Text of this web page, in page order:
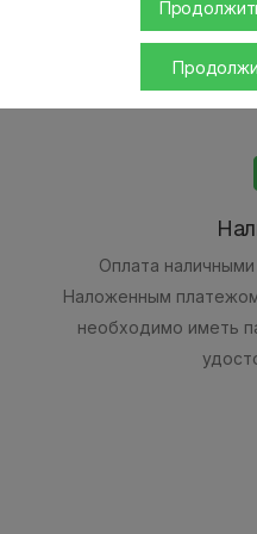
Оплата
Наложенным
необходимо иметь